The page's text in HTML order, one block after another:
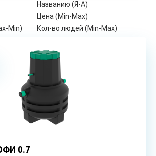
Названию (Я-А)
Цена (Min-Max)
Min)
Кол-во людей (Min-Max)
0.7